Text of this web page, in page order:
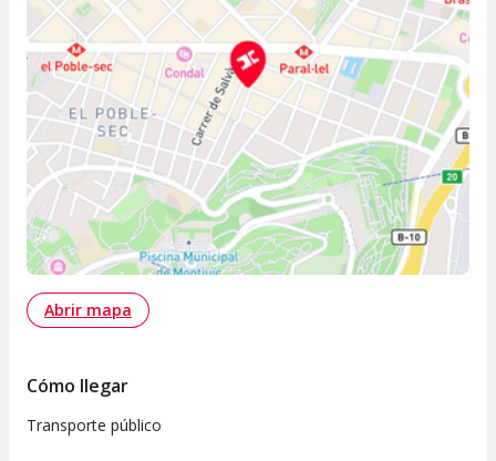
Abrir mapa
Cómo llegar
Transporte público